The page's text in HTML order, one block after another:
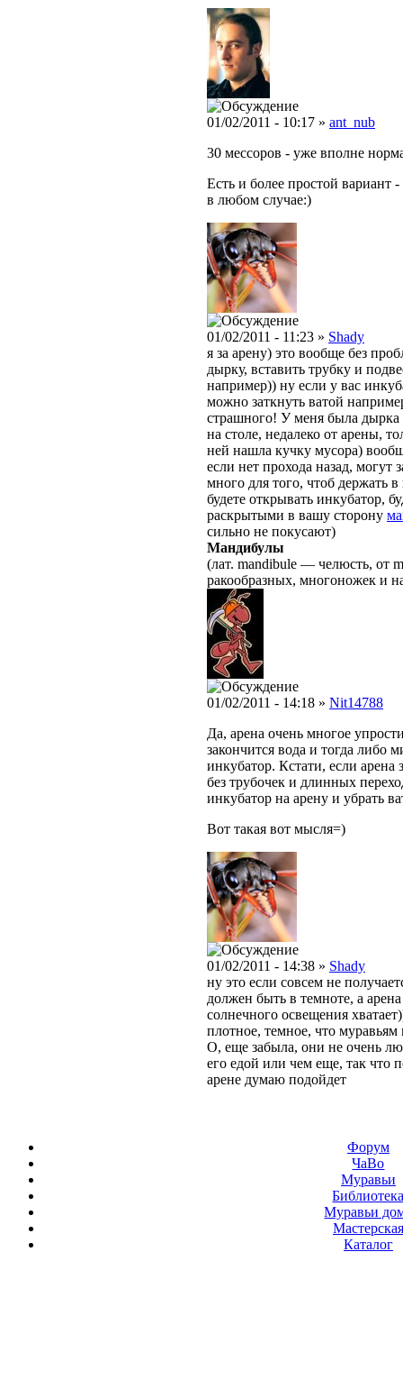
01/02/2011 - 10:17 » ant_nub
30 мессоров - уже вполне
Есть и более простой вариант
в любом случае:)
01/02/2011 - 11:23 » Shady
я за арену) это вообще без
дырку, вставить трубку и
например)) ну если у вас
можно заткнуть ватой
страшного! У меня была дырка
на столе, недалеко от арены,
ней нашла кучку мусора)
если нет прохода назад, могут
много для того, чтоб держать
будете открывать инкубатор,
раскрытыми в вашу сторону
сильно не покусают)
Мандибулы
(лат. mandibule — челюсть, от
ракообразных, многоножек и
01/02/2011 - 14:18 » Nit14788
Да, арена очень многое
закончится вода и тогда
инкубатор. Кстати, если арена
без трубочек и длинных
инкубатор на арену и убрать
Вот такая вот мысля=)
01/02/2011 - 14:38 » Shady
ну это если совсем не
должен быть в темноте, а
солнечного освещения
плотное, темное, что
О, еще забыла, они не очень
его едой или чем еще, так что
арене думаю подойдет
Форум
ЧаВо
Муравьи
Муравьи
Мастерская
Каталог